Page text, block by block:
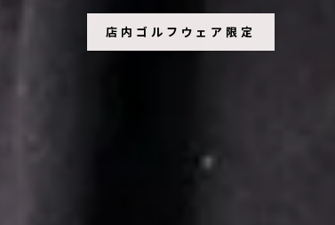
店内ゴルフウェア限定